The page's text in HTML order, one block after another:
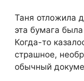
Таня отложила
эта бумага
Когда-то
страшное,
обычный